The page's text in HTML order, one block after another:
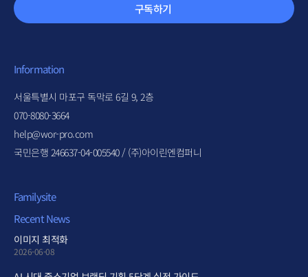
구독하기
Information
서울특별시 마포구 독막로 6길 9, 2층
070-8080-3664
help@wor-pro.com
국민은행 246637-04-005540 / (주)아이린엔컴퍼니
Familysite
Recent News
이미지 최적화
2026-06-08